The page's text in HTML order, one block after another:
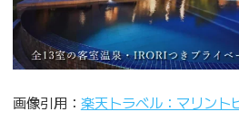
画像引用： 楽天トラベル：マリント